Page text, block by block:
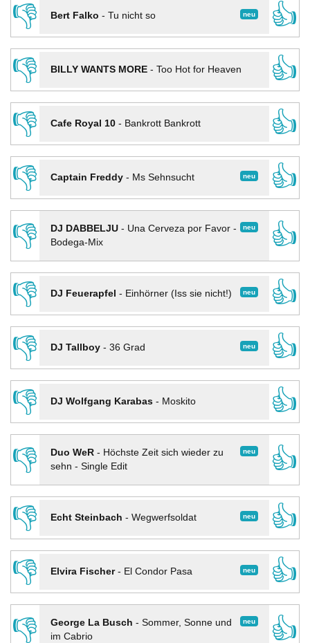
👎
neu
Bert Falko - Tu nicht so
👍
👎
BILLY WANTS MORE- Too Hot for Heaven
👍
👎
Cafe Royal 10- Bankrott Bankrott
👍
👎
neu
Captain Freddy- Ms Sehnsucht
👍
👎
neu
DJ DABBELJU- Una Cerveza por Favor -
Bodega-Mix
👍
👎
neu
DJ Feuerapfel - Einhörner (Iss sie nicht!)
👍
👎
neu
DJ Tallboy- 36 Grad
👍
👎
DJ Wolfgang Karabas- Moskito
👍
👎
neu
Duo WeR- Höchste Zeit sich wieder zu
sehn - Single Edit
👍
👎
neu
Echt Steinbach - Wegwerfsoldat
👍
👎
neu
Elvira Fischer- El Condor Pasa
👍
👎
neu
George La Busch - Sommer, Sonne und
im Cabrio
👍